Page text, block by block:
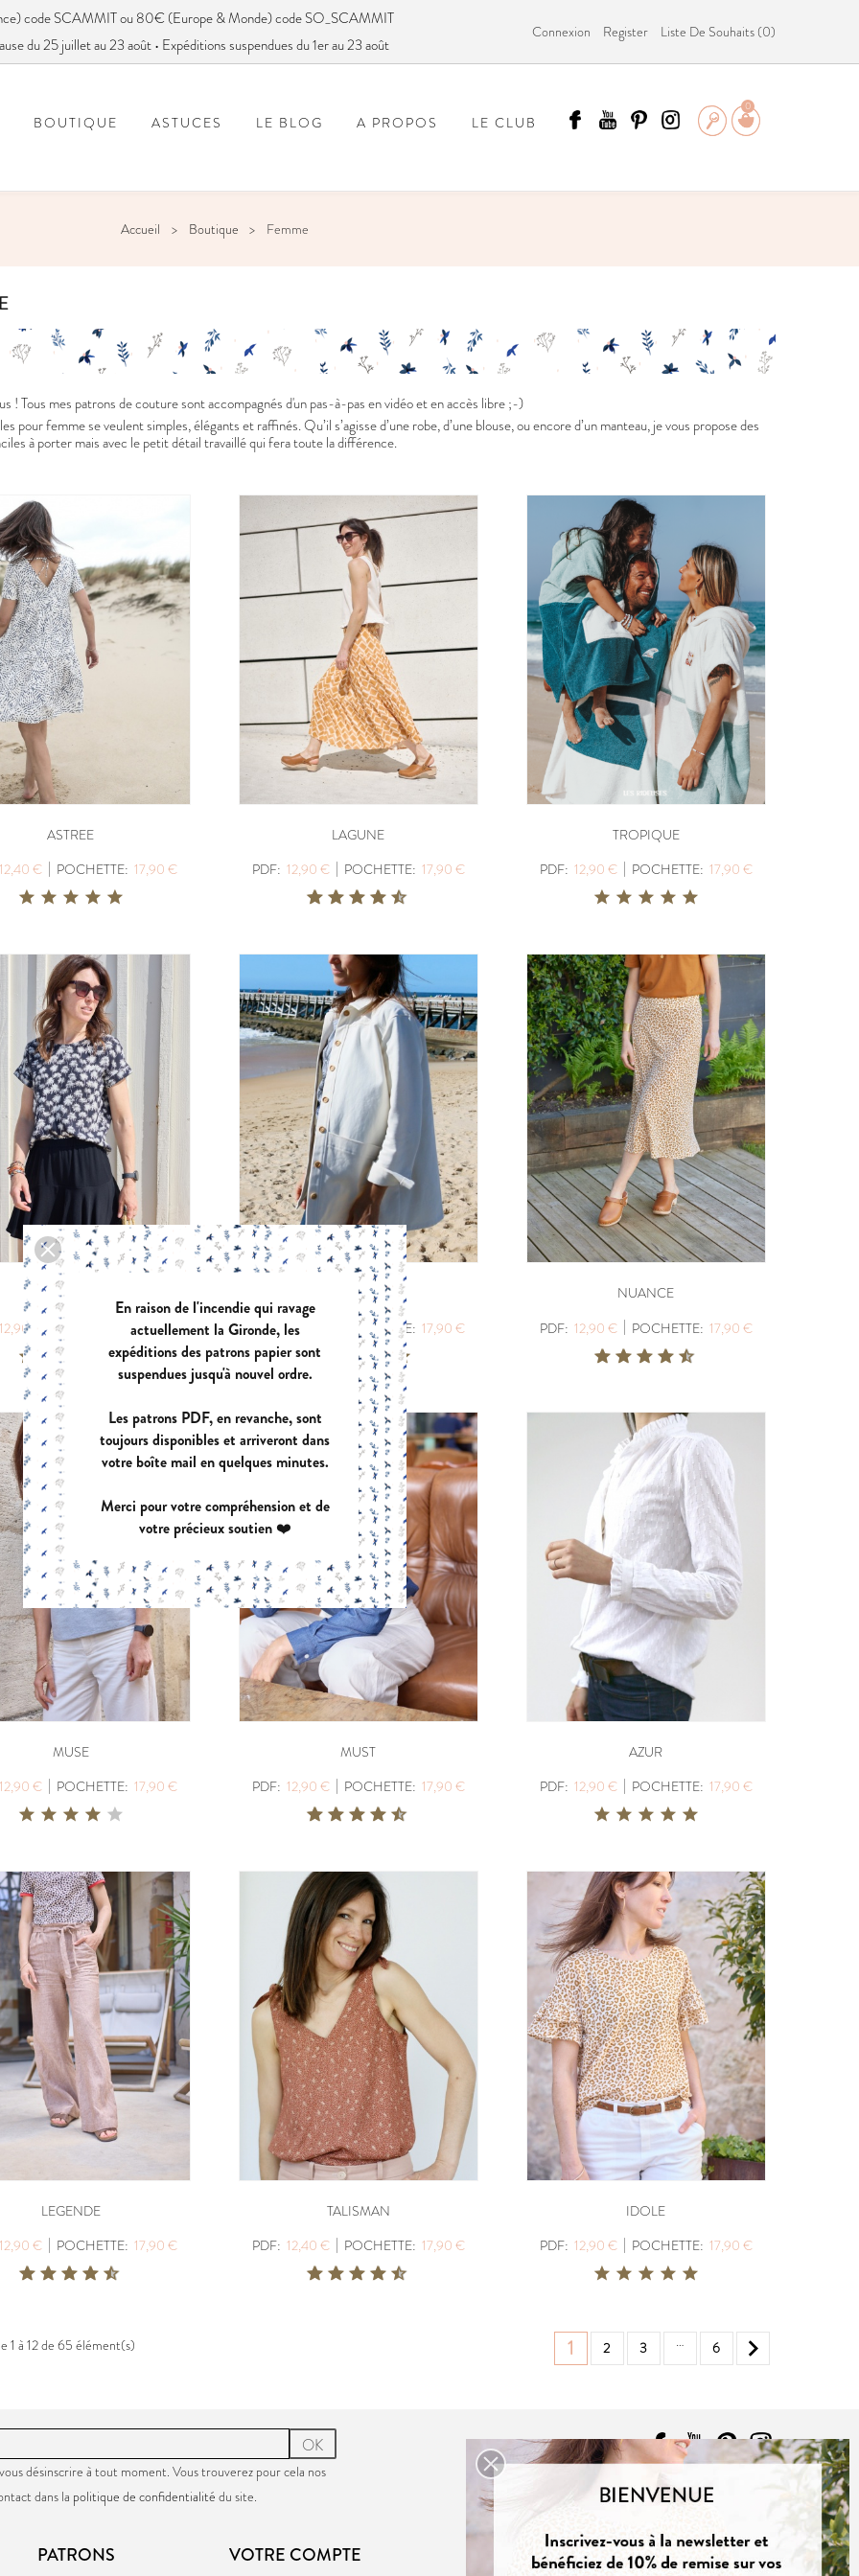
code SCAMMIT ou 80€ (Europe & Monde) code SO_SCAMMIT
du 25 juillet au 23 août • Expéditions suspendues du 1er au 23 août
Connexion Register Liste De Souhaits (0)
0
BOUTIQUE ASTUCES LE BLOG A PROPOS LE CLUB
Accueil Boutique Femme
PDF:12,90 €
POCHETTE:
17,90 €
EUGENIE
PDF:11,90 €
POCHETTE:
17,90 €
VIREVOLTE
PDF:12,90 €
POCHETTE: 17,90 €
PDF:11,40 €
POCHETTE:17,90 €
PANIER A DOUDOUS
PDF:GRATUIT
AZUR
PDF:12,90 €
POCHETTE:17,90 €
PDF:12,90 €
POCHETTE:17,90 €
ICONE
PDF:12,90 €
POCHETTE:17,90 €
ABSOLU
PDF:12,90 €
POCHETTE:17,90 €
! Tous mes patrons de couture sont accompagnés d'un pas-à-pas en vidéo et en accès libre ;-)
pour femme se veulent simples, élégants et raffinés. Qu’il s’agisse d’une robe, d’une blouse, ou encore d’un manteau, je vous propose des
à porter mais avec le petit détail travaillé qui fera toute la différence.
ASTREE
€| POCHETTE: 17,90 €
LAGUNE
PDF: 12,90 €| POCHETTE: 17,90 €
TROPIQUE
PDF: 12,90 €| POCHETTE: 17,90 €
RECIF
€
|POCHETTE:17,90 €
TEMPO
PDF: 12,90 € POCHETTE: 17,90 €
NUANCE
PDF: 12,90 €| POCHETTE: 17,90 €
MUSE
€| POCHETTE: 17,90 €
MUST
PDF: 12,90 €| POCHETTE: 17,90 €
AZUR
PDF: 12,90 €| POCHETTE: 17,90 €
LEGENDE
€| POCHETTE: 17,90 €
TALISMAN
PDF: 12,40 €| POCHETTE: 17,90 €
IDOLE
PDF: 12,90 €| POCHETTE: 17,90 €
1 à 12 de 65 élément(s) 1 2 3 … 6 
OK
désinscrire à tout moment. Vous trouverez pour cela nos
dans la politique de confidentialité du site.
PATRONS VOTRE COMPTE CONTACT
En raison de l'incendie qui ravage
actuellement la Gironde, les
expéditions des patrons papier sont
suspendues jusqu'à nouvel ordre.
Les patrons PDF, en revanche, sont
toujours disponibles et arriveront dans
votre boîte mail en quelques minutes.
Merci pour votre compréhension et de
votre précieux soutien ❤️